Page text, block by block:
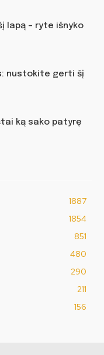
lapą – ryte išnyko
nustokite gerti šį
ką sako patyrę
1887
1854
851
480
290
211
156